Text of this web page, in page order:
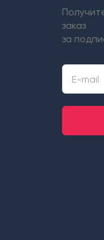
заказ
за